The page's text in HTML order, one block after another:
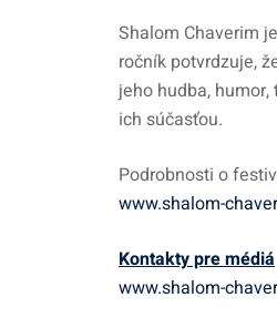
Shalom Chaverim
ročník potvrdzuje,
jeho hudba,
ich súčasťou.
Podrobnosti o
www.shalom-
Kontakty pre médiá
www.shalom-